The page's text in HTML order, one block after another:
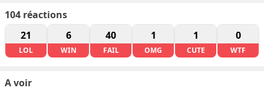
104 réactions
21
LOL
6
WIN
40
FAIL
1
OMG
1
CUTE
0
WTF
A voir